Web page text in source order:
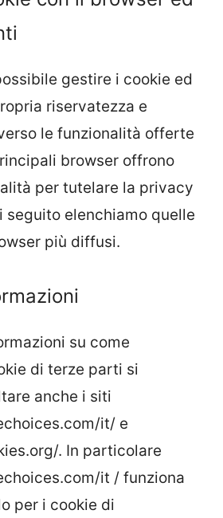
gestire i cookie ed
riservatezza e
le funzionalità offerte
browser offrono
per tutelare la privacy
seguito elenchiamo quelle
più diffusi.
su come
di terze parti si
anche i siti
it/ e
. In particolare
it / funziona
per i cookie di